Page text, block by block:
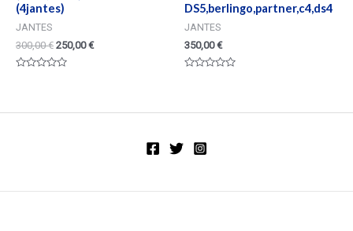
(4jantes)
JANTES
300,00€ 250,00€
5
DS5,berlingo,partner,c4,ds4
JANTES
350,00€
5